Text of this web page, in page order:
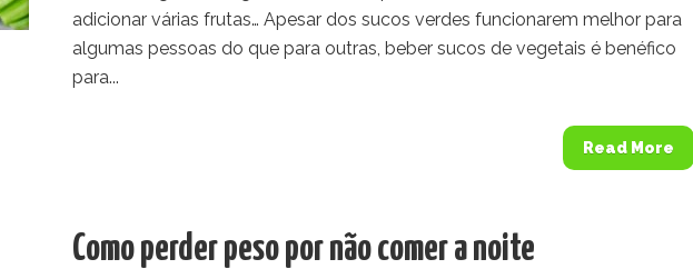
adicionar várias frutas… Apesar dos sucos verdes funcionarem melhor para
algumas pessoas do que para outras, beber sucos de vegetais é benéfico
para...
Read More
Como perder peso por não comer a noite